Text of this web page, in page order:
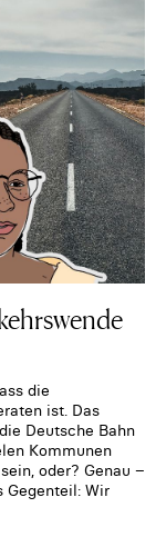
die
ist. Das
Deutsche Bahn
Kommunen
oder? Genau –
Gegenteil: Wir